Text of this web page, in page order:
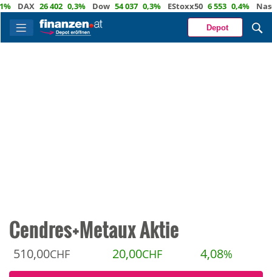
DAX 26 402 0,3% Dow 54 037 0,3% EStoxx50 6 553 0,4% Nasdaq
Depot
Cendres+Metaux Aktie
510,00CHF 20,00CHF 4,08%